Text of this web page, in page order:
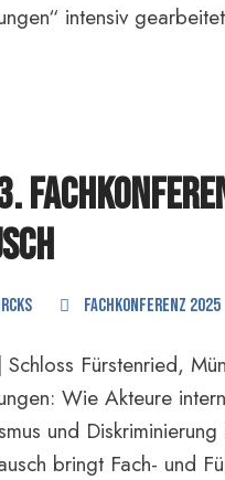
intensiv
Fachkonferenz 2025
Fürstenried,
Wie Akteure
und
bringt Fach- und